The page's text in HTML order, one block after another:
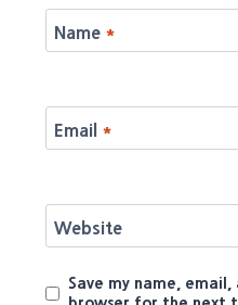
Name *
Email *
Website
Save my name,